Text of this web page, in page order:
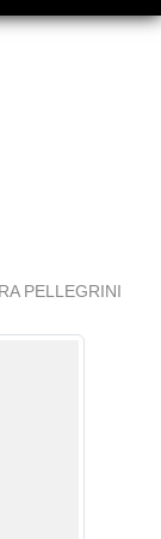
PELLEGRINI